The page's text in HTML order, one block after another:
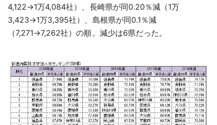
4,122→1万4,084社）、長崎県が同0.20％減（1万
3,423→1万3,395社）、島根県が同0.1％減
（7,271→7,262社）の順。減少は6県だった。